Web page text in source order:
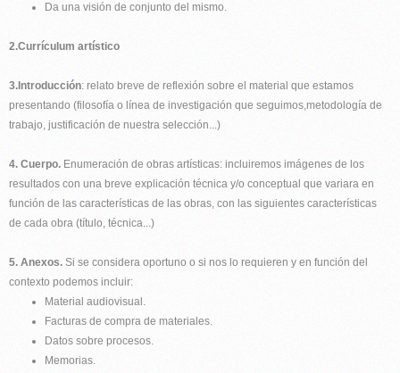
Da una visión de conjunto del mismo.
2.Currículum artístico
3.Introducción: relato breve de reflexión sobre el material que estamos
presentando (filosofía o línea de investigación que seguimos,metodología de
trabajo, justificación de nuestra selección...)
4. Cuerpo. Enumeración de obras artísticas: incluiremos imágenes de los
resultados con una breve explicación técnica y/o conceptual que variara en
función de las características de las obras, con las siguientes características
de cada obra (título, técnica...)
5. Anexos. Si se considera oportuno o si nos lo requieren y en función del
contexto podemos incluir:
Material audiovisual.
Facturas de compra de materiales.
Datos sobre procesos.
Memorias.